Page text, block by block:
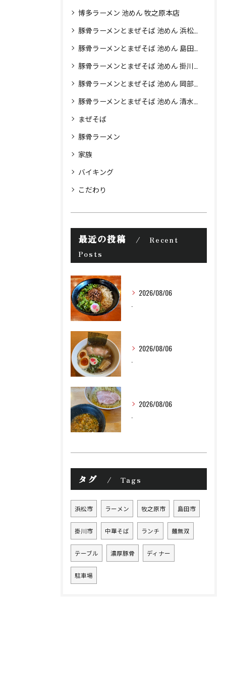
博多ラーメン 池めん 牧之原本店
豚骨ラーメンとまぜそば 池めん 浜松店
豚骨ラーメンとまぜそば 池めん 島田店
豚骨ラーメンとまぜそば 池めん 掛川店
豚骨ラーメンとまぜそば 池めん 岡部店
豚骨ラーメンとまぜそば 池めん 清水町店
まぜそば
豚骨ラーメン
家族
バイキング
こだわり
最近の投稿
Recent
Posts
2026/08/06
2026/08/06
2026/08/06
タグ Tags
浜松市 ラーメン 牧之原市 島田市
掛川市 中華そば ランチ 麺無双
テーブル 濃厚豚骨 ディナー
駐車場